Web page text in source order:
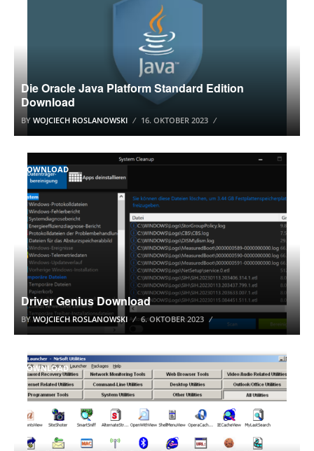
Die Oracle Java Platform Standard Edition
Download
BY WOJCIECH ROSLANOWSKI 16. OKTOBER 2023
DOWNLOAD
Driver Genius Download
BYWOJCIECH ROSLANOWSKI 6. OKTOBER 2023
DOWNLOAD